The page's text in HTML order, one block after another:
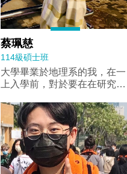
蔡珮慈
114級碩士班
大學畢業於地理系的我，在一
上入學前，對於要在在研究所
政治的學習，感到期待又忐
忑，所幸遇到一群志同道合的
同學和溫暖與專業師長、行政
團隊。 就讀中山政研所，不僅
可以開拓未來找尋工作的廣度
和深度，也可以結交到一些為